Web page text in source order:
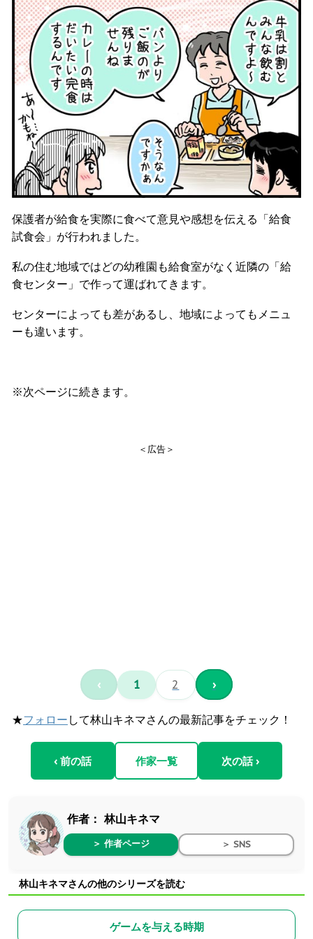
保護者が給食を実際に食べて意見や感想を伝える「給食
試食会」が行われました。
私の住む地域ではどの幼稚園も給食室がなく近隣の「給
食センター」で作って運ばれてきます。
センターによっても差があるし、地域によってもメニュ
ーも違います。
※次ページに続きます。
＜広告＞
‹ 1 2 ›
★フォロー して林山キネマさんの最新記事をチェック！
‹ 前の話 作家一覧 次の話 ›
作者：林山キネマ
＞ 作者ページ ＞ SNS
林山キネマさんの他のシリーズを読む
ゲームを与える時期